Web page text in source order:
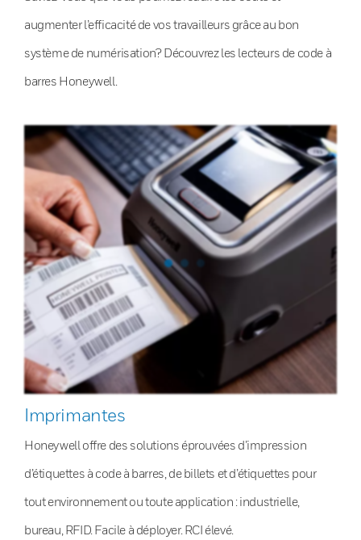
augmenter l’efficacité de vos travailleurs grâce au bon
système de numérisation? Découvrez les lecteurs de code à
barres Honeywell.
Imprimantes
Honeywell offre des solutions éprouvées d’impression
d’étiquettes à code à barres, de billets et d’étiquettes pour
tout environnement ou toute application : industrielle,
bureau, RFID. Facile à déployer. RCI élevé.